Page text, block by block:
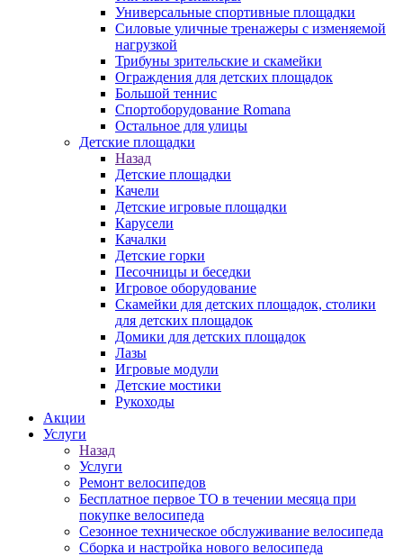
Универсальные спортивные площадки
Силовые уличные тренажеры с изменяемой
нагрузкой
Трибуны зрительские и скамейки
Ограждения для детских площадок
Большой теннис
Спортоборудование Romana
Остальное для улицы
Детские площадки
Назад
Детские площадки
Качели
Детские игровые площадки
Карусели
Качалки
Детские горки
Песочницы и беседки
Игровое оборудование
Скамейки для детских площадок, столики
для детских площадок
Домики для детских площадок
Лазы
Игровые модули
Детские мостики
Рукоходы
Акции
Услуги
Назад
Услуги
Ремонт велосипедов
Бесплатное первое ТО в течении месяца при
покупке велосипеда
Сезонное техническое обслуживание велосипеда
Сборка и настройка нового велосипеда